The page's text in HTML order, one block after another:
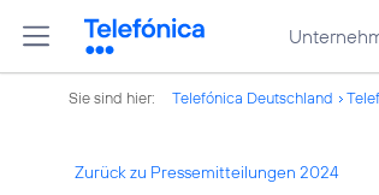
Sie sind hier: Telefónica Deutschland
Zurück zu Pressemitteilungen 2024